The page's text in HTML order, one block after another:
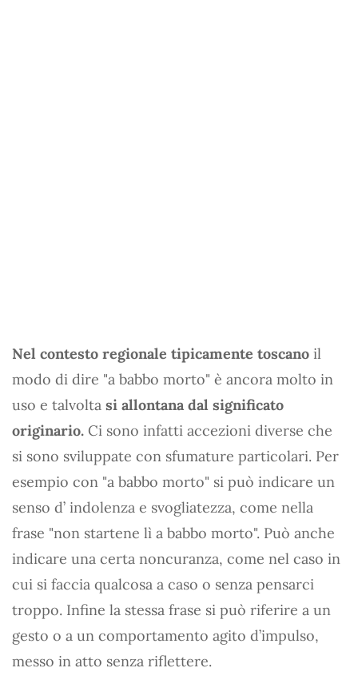
Nel contesto regionale tipicamente toscano il
modo di dire "a babbo morto" è ancora molto in
uso e talvolta si allontana dal significato
originario. Ci sono infatti accezioni diverse che
si sono sviluppate con sfumature particolari. Per
esempio con "a babbo morto" si può indicare un
senso d’ indolenza e svogliatezza, come nella
frase "non startene lì a babbo morto". Può anche
indicare una certa noncuranza, come nel caso in
cui si faccia qualcosa a caso o senza pensarci
troppo. Infine la stessa frase si può riferire a un
gesto o a un comportamento agito d’impulso,
messo in atto senza riflettere.